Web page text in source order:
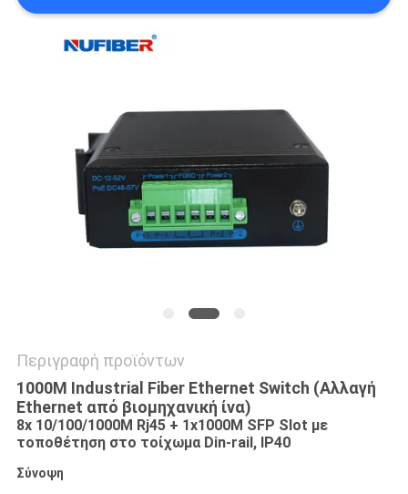
SITEMAP
ΑΠΟΡΡΉΤΟΥ
Περιγραφή προϊόντων
1000M Industrial Fiber Ethernet Switch (Αλλαγή
Ethernet από βιομηχανική ίνα)
8x 10/100/1000M Rj45 + 1x1000M SFP Slot με
τοποθέτηση στο τοίχωμα Din-rail, IP40
Σύνοψη